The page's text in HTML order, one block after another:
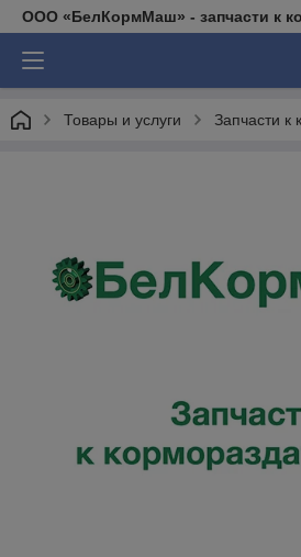
ООО «БелКормМаш» - запчасти к
Товары и услуги Запчасти к